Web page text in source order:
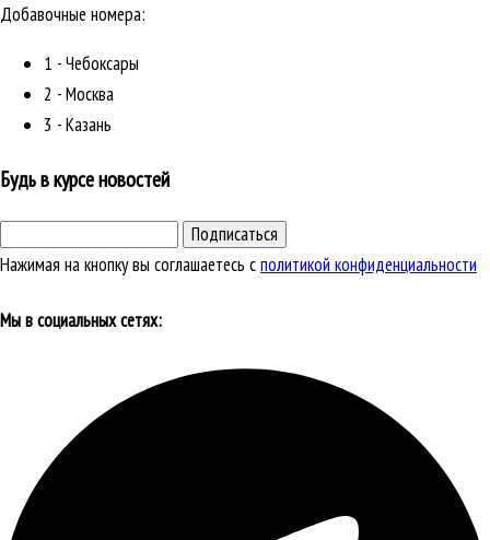
Добавочные номера:
1 - Чебоксары
2 - Москва
3 - Казань
Будь в курсе новостей
Подписаться
Нажимая на кнопку вы соглашаетесь сполитикой конфиденциальности
Мы в социальных сетях: